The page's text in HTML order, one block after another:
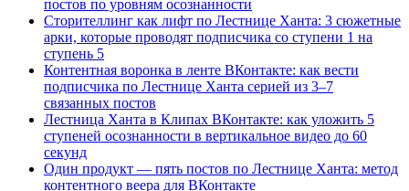
постов по уровням осознанности
Сторителлинг как лифт по Лестнице Ханта: 3 сюжетные
арки, которые проводят подписчика со ступени 1 на
ступень 5
Контентная воронка в ленте ВКонтакте: как вести
подписчика по Лестнице Ханта серией из 3–7
связанных постов
Лестница Ханта в Клипах ВКонтакте: как уложить 5
ступеней осознанности в вертикальное видео до 60
секунд
Один продукт — пять постов по Лестнице Ханта: метод
контентного веера для ВКонтакте